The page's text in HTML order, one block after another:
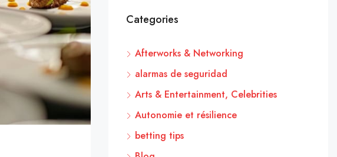
Categories
Afterworks & Networking
alarmas de seguridad
Arts & Entertainment, Celebrities
Autonomie et résilience
betting tips